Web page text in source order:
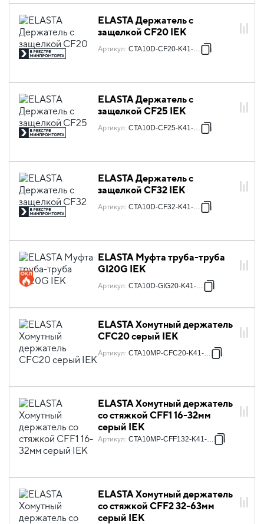
ELASTA Держатель с
защелкой CF20 IEK
Артикул: CTA10D-CF20-K41-100
ELASTA Держатель с
защелкой CF25 IEK
Артикул: CTA10D-CF25-K41-100
ELASTA Держатель с
защелкой CF32 IEK
Артикул: CTA10D-CF32-K41-050
ELASTA Муфта труба-труба
GI20G IEK
Артикул: CTA10D-GIG20-K41-100
ELASTA Хомутный держатель
CFC20 серый IEK
Артикул: CTA10MP-CFC20-K41-100
ELASTA Хомутный держатель
со стяжкой CFF1 16-32мм
серый IEK
Артикул: CTA10MP-CFF132-K41-100
ELASTA Хомутный держатель
со стяжкой CFF2 32-63мм
серый IEK